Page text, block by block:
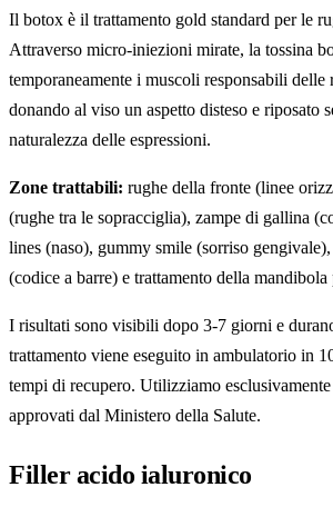
Il botox è il trattamento gold standard per le
Attraverso micro-iniezioni mirate, la tossina
temporaneamente i muscoli responsabili delle
donando al viso un aspetto disteso e riposato
naturalezza delle espressioni.
Zone trattabili: rughe della fronte (linee
(rughe tra le sopracciglia), zampe di gallina
lines (naso), gummy smile (sorriso
(codice a barre) e trattamento della
I risultati sono visibili dopo 3-7 giorni e
trattamento viene eseguito in ambulatorio in
tempi di recupero. Utilizziamo
approvati dal Ministero della Salute.
Filler acido ialuronico